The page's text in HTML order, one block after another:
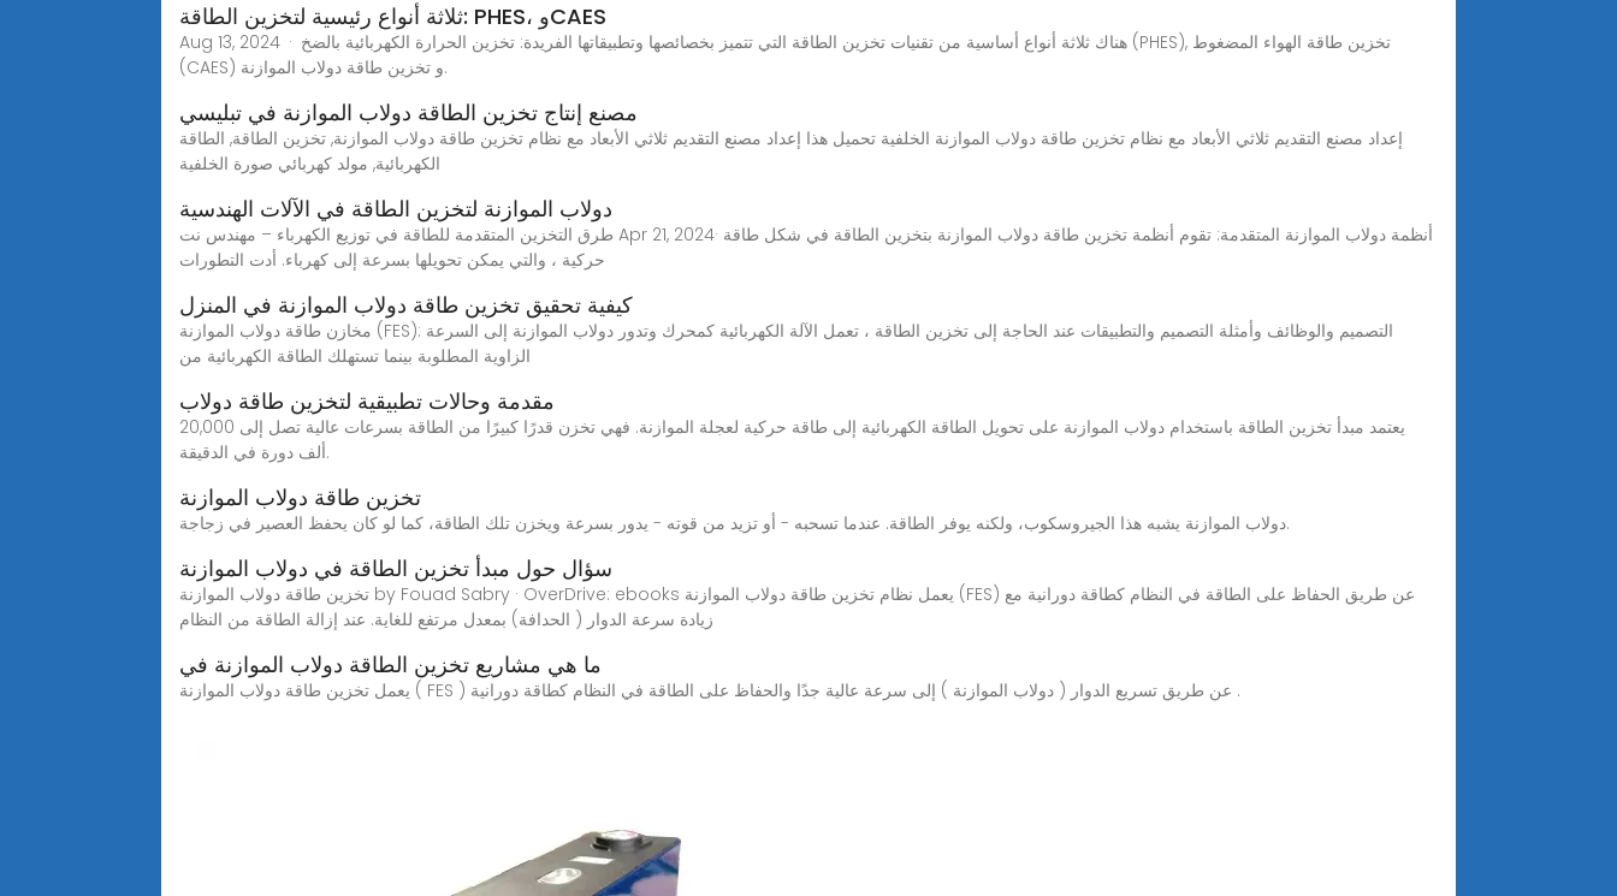
ثلاثة أنواع رئيسية لتخزين الطاقة: PHES، وCAES
Aug 13, 2024 · هناك ثلاثة أنواع أساسية من تقنيات تخزين الطاقة التي تتميز بخصائصها وتطبيقاتها الفريدة: تخزين الحرارة الكهربائية بالضخ (PHES), تخزين طاقة الهواء المضغوط
(CAES) و تخزين طاقة دولاب الموازنة.
مصنع إنتاج تخزين الطاقة دولاب الموازنة في تبليسي
إعداد مصنع التقديم ثلاثي الأبعاد مع نظام تخزين طاقة دولاب الموازنة الخلفية تحميل هذا إعداد مصنع التقديم ثلاثي الأبعاد مع نظام تخزين طاقة دولاب الموازنة, تخزين الطاقة, الطاقة
الكهربائية, مولد كهربائي صورة الخلفية
دولاب الموازنة لتخزين الطاقة في الآلات الهندسية
طرق التخزين المتقدمة للطاقة في توزيع الكهرباء – مهندس نت Apr 21, 2024· أنظمة دولاب الموازنة المتقدمة: تقوم أنظمة تخزين طاقة دولاب الموازنة بتخزين الطاقة في شكل طاقة
حركية ، والتي يمكن تحويلها بسرعة إلى كهرباء. أدت التطورات
كيفية تحقيق تخزين طاقة دولاب الموازنة في المنزل
مخازن طاقة دولاب الموازنة (FES): التصميم والوظائف وأمثلة التصميم والتطبيقات عند الحاجة إلى تخزين الطاقة ، تعمل الآلة الكهربائية كمحرك وتدور دولاب الموازنة إلى السرعة
الزاوية المطلوبة بينما تستهلك الطاقة الكهربائية من
مقدمة وحالات تطبيقية لتخزين طاقة دولاب
يعتمد مبدأ تخزين الطاقة باستخدام دولاب الموازنة على تحويل الطاقة الكهربائية إلى طاقة حركية لعجلة الموازنة. فهي تخزن قدرًا كبيرًا من الطاقة بسرعات عالية تصل إلى 20,000
ألف دورة في الدقيقة.
تخزين طاقة دولاب الموازنة
دولاب الموازنة يشبه هذا الجيروسكوب، ولكنه يوفر الطاقة. عندما تسحبه - أو تزيد من قوته - يدور بسرعة ويخزن تلك الطاقة، كما لو كان يحفظ العصير في زجاجة.
سؤال حول مبدأ تخزين الطاقة في دولاب الموازنة
تخزين طاقة دولاب الموازنة by Fouad Sabry · OverDrive: ebooks يعمل نظام تخزين طاقة دولاب الموازنة (FES) عن طريق الحفاظ على الطاقة في النظام كطاقة دورانية مع
زيادة سرعة الدوار ( الحدافة) بمعدل مرتفع للغاية. عند إزالة الطاقة من النظام
ما هي مشاريع تخزين الطاقة دولاب الموازنة في
يعمل تخزين طاقة دولاب الموازنة ( FES ) عن طريق تسريع الدوار ( دولاب الموازنة ) إلى سرعة عالية جدًا والحفاظ على الطاقة في النظام كطاقة دورانية .